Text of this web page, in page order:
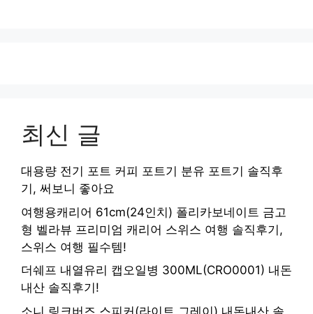
최신 글
대용량 전기 포트 커피 포트기 분유 포트기 솔직후
기, 써보니 좋아요
여행용캐리어 61cm(24인치) 폴리카보네이트 금고
형 벨라뷰 프리미엄 캐리어 스위스 여행 솔직후기,
스위스 여행 필수템!
더쉐프 내열유리 캡오일병 300ML(CRO0001) 내돈
내산 솔직후기!
소니 링크버즈 스피커(라이트 그레이) 내돈내산 솔